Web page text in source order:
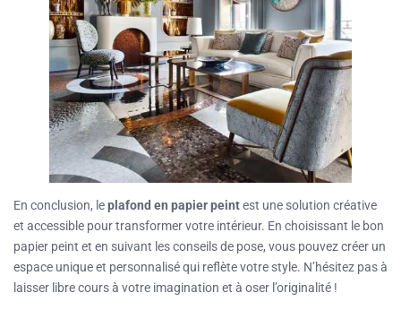
En conclusion, leplafond en papier peintest une solution créative
et accessible pour transformer votre intérieur. En choisissant le bon
papier peint et en suivant les conseils de pose, vous pouvez créer un
espace unique et personnalisé qui reflète votre style. N’hésitez pas à
laisser libre cours à votre imagination et à oser l’originalité !